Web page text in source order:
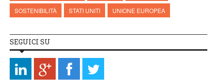
SOSTENIBILITÀ
STATI UNITI UNIONE EUROPEA
SEGUICI SU